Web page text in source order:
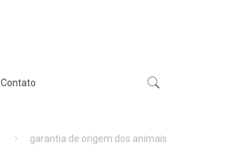
Contato
garantia de origem dos animais